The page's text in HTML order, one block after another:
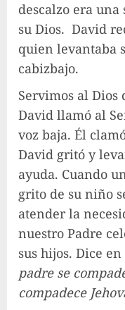
descalzo era
su Dios. David
quien levantaba
cabizbajo.
Servimos al Dios
David llamó al
voz baja. Él
David gritó y
ayuda. Cuando
grito de su niño
atender la
nuestro Padre
sus hijos. Dice
padre se
compadece